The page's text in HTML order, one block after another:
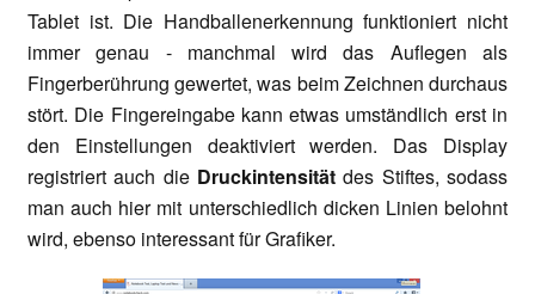
Tablet ist. Die Handballenerkennung funktioniert nicht
immer genau - manchmal wird das Auflegen als
Fingerberührung gewertet, was beim Zeichnen durchaus
stört. Die Fingereingabe kann etwas umständlich erst in
den Einstellungen deaktiviert werden. Das Display
registriert auch die Druckintensitätdes Stiftes, sodass
man auch hier mit unterschiedlich dicken Linien belohnt
wird, ebenso interessant für Grafiker.